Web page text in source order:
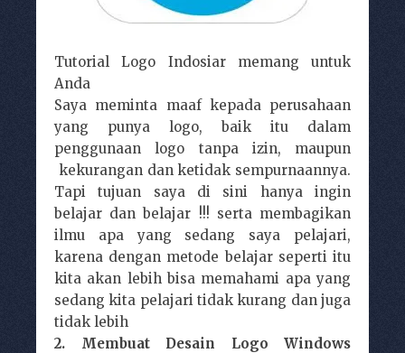
Tutorial Logo Indosiar memang untuk
Anda
Saya meminta maaf kepada perusahaan
yang punya logo, baik itu dalam
penggunaan logo tanpa izin, maupun
kekurangan dan ketidak sempurnaannya.
Tapi tujuan saya di sini hanya ingin
belajar dan belajar !!! serta membagikan
ilmu apa yang sedang saya pelajari,
karena dengan metode belajar seperti itu
kita akan lebih bisa memahami apa yang
sedang kita pelajari tidak kurang dan juga
tidak lebih
2. Membuat Desain Logo Windows